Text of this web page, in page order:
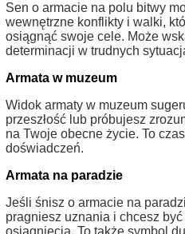
Sen o armacie na polu bitwy
wewnętrzne konflikty i walki,
osiągnąć swoje cele. Może
determinacji w trudnych
Armata w muzeum
Widok armaty w muzeum
przeszłość lub próbujesz
na Twoje obecne życie. To
doświadczeń.
Armata na paradzie
Jeśli śnisz o armacie na
pragniesz uznania i chcesz
osiągnięcia. To także symbol